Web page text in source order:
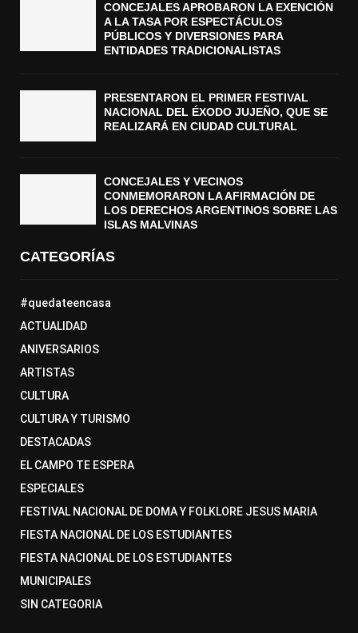
CONCEJALES APROBARON LA EXENCIÓN
A LA TASA POR ESPECTÁCULOS
PÚBLICOS Y DIVERSIONES PARA
ENTIDADES TRADICIONALISTAS
PRESENTARON EL PRIMER FESTIVAL
NACIONAL DEL ÉXODO JUJEÑO, QUE SE
REALIZARÁ EN CIUDAD CULTURAL
CONCEJALES Y VECINOS
CONMEMORARON LA AFIRMACIÓN DE
LOS DERECHOS ARGENTINOS SOBRE LAS
ISLAS MALVINAS
CATEGORÍAS
#quedateencasa
ACTUALIDAD
ANIVERSARIOS
ARTISTAS
CULTURA
CULTURA Y TURISMO
DESTACADAS
EL CAMPO TE ESPERA
ESPECIALES
FESTIVAL NACIONAL DE DOMA Y FOLKLORE JESUS MARIA
FIESTA NACIONAL DE LOS ESTUDIANTES
FIESTA NACIONAL DE LOS ESTUDIANTES
MUNICIPALES
SIN CATEGORIA